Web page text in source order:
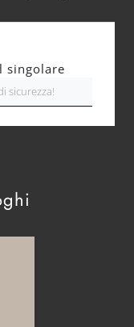
singolare